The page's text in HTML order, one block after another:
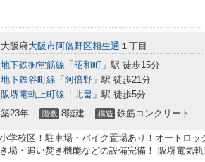
大阪府大阪市阿倍野区相生通 １丁目
地下鉄御堂筋線 「 昭和町 」駅 徒歩15分
地下鉄谷町線 「 阿倍野 」駅 徒歩21分
阪堺電軌上町線 「 北畠 」駅 徒歩5分
築23年 階数 8階建 構造 鉄筋コンクリート
学校区！駐車場・バイク置場あり！オートロッ
場・追い焚き機能などの設備完備！ 阪堺電気